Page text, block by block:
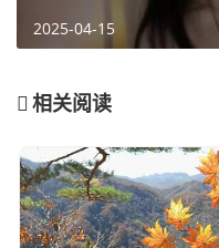
2025-04-15
相关阅读